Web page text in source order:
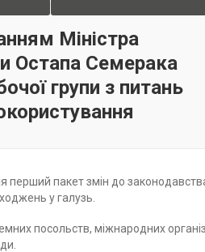
Міністра
Остапа Семерака
групи з питань
перший пакет змін до
у галузь.
посольств, міжнародних